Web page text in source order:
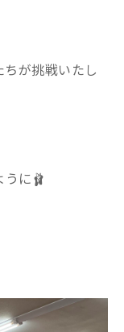
ちが挑戦いたし
に🩰